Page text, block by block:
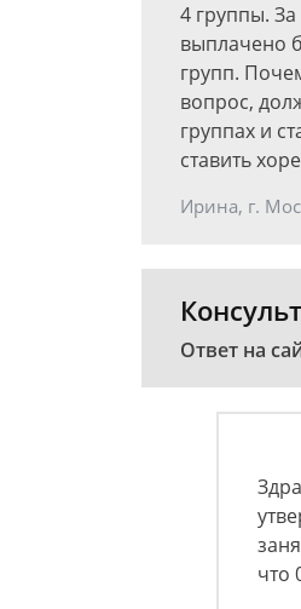
4 группы.
выплачено
групп.
вопрос,
группах и
ставить
Ирина, г.
Ответ на
что